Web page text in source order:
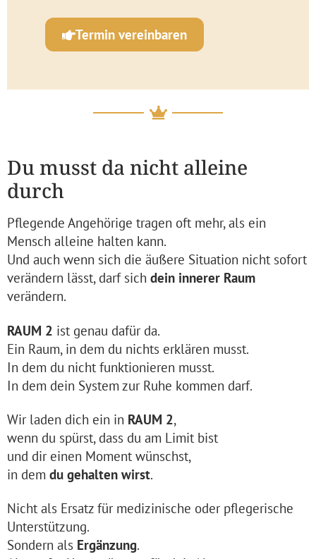
Termin vereinbaren
Du musst da nicht alleine
durch
Pflegende Angehörige tragen oft mehr, als ein
Mensch alleine halten kann.
Und auch wenn sich die äußere Situation nicht sofort
verändern lässt, darf sich dein innerer Raum
verändern.
RAUM 2 ist genau dafür da.
Ein Raum, in dem du nichts erklären musst.
In dem du nicht funktionieren musst.
In dem dein System zur Ruhe kommen darf.
Wir laden dich ein in RAUM 2,
wenn du spürst, dass du am Limit bist
und dir einen Moment wünschst,
in dem du gehalten wirst.
Nicht als Ersatz für medizinische oder pflegerische
Unterstützung.
Sondern als Ergänzung.